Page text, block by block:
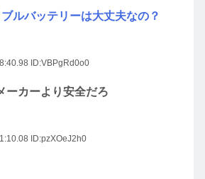
ルバッテリーは大丈夫なの？
ID:VBPgRd0o0
ーカーより安全だろ
ID:pzXOeJ2h0